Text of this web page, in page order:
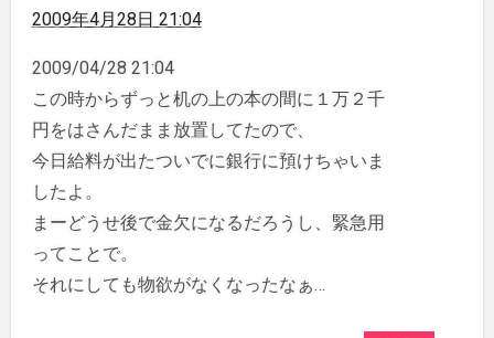
2009年4月28日 21:04
2009/04/28 21:04
この時からずっと机の上の本の間に１万２千
円をはさんだまま放置してたので、
今日給料が出たついでに銀行に預けちゃいま
したよ。
まーどうせ後で金欠になるだろうし、緊急用
ってことで。
それにしても物欲がなくなったなぁ…